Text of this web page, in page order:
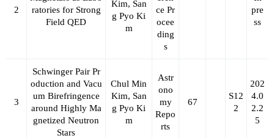
2
ratories for Strong
Field QED
Kim, San
g Pyo Ki
m
ce Pr
ocee
ding
s
pre
ss
3
Schwinger Pair Pr
oduction and Vacu
um Birefringence
around Highly Ma
gnetized Neutron
Stars
Chul Min
Kim, San
g Pyo Ki
m
Astr
ono
my
Repo
rts
67
S12
2
202
4.0
2.2
5